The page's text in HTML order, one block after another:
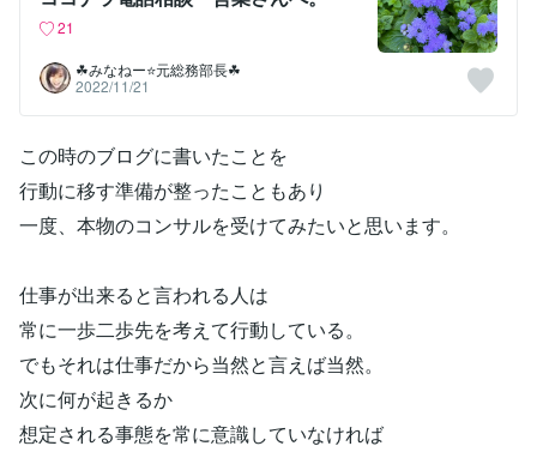
21
☘みなねー⭐️元総務部長☘
2022/11/21
この時のブログに書いたことを
行動に移す準備が整ったこともあり
一度、本物のコンサルを受けてみたいと思います。
仕事が出来ると言われる人は
常に一歩二歩先を考えて行動している。
でもそれは仕事だから当然と言えば当然。
次に何が起きるか
想定される事態を常に意識していなければ